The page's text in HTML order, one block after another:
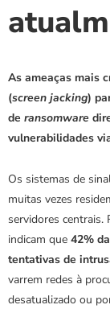
As ameaças mais
(screen jacking)
de ransomware
vulnerabilidades
Os sistemas de
muitas vezes
servidores centrais.
indicam que 42%
tentativas de
varrem redes à
desatualizado ou